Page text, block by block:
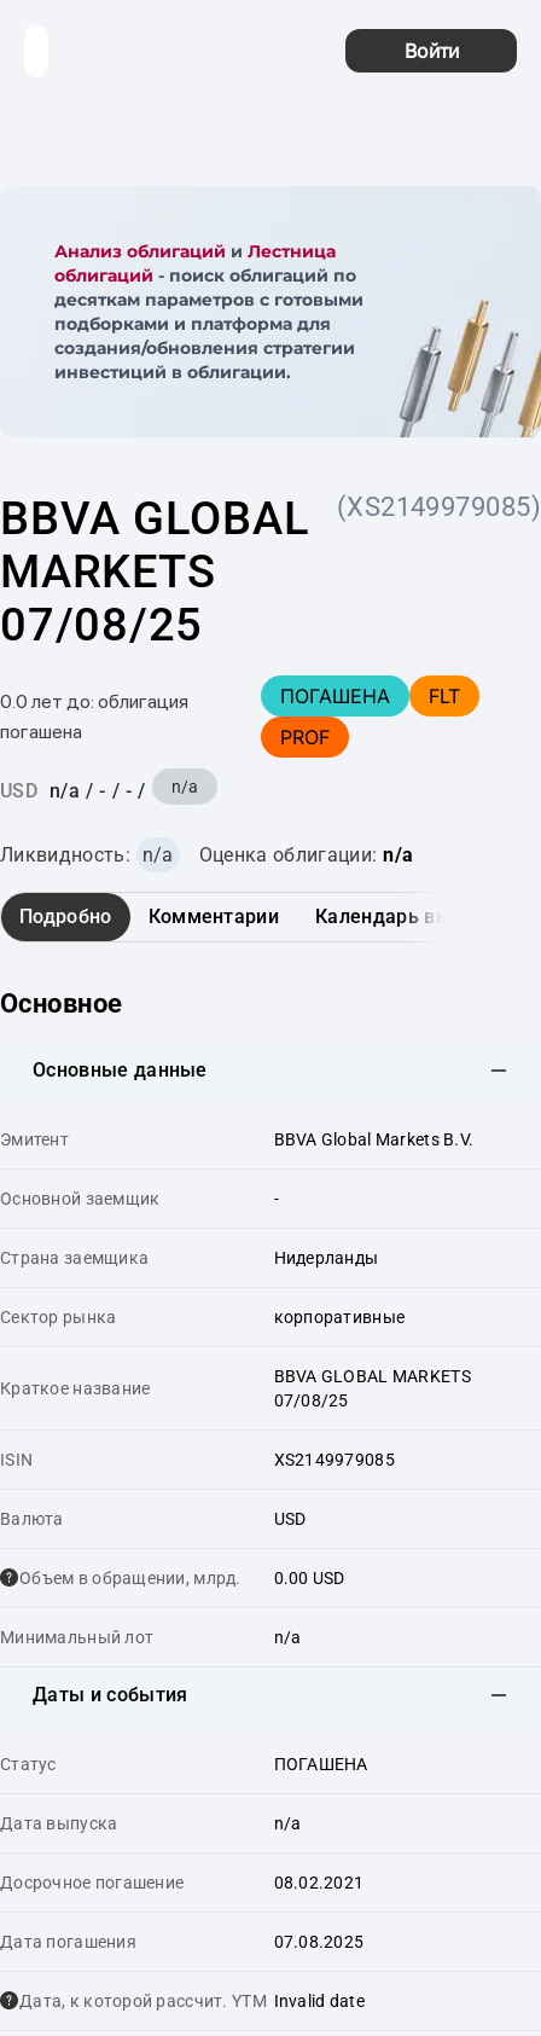
Войти
Анализ облигаций и Лестница
облигаций - поиск облигаций по
десяткам параметров с готовыми
подборками и платформа для
создания/обновления стратегии
инвестиций в облигации.
BBVA GLOBAL
MARKETS
07/08/25
(XS2149979085)
0.0 лет до: облигация
погашена
ПОГАШЕНА
FLT
PROF
USD n/a / - / - / n/a
Ликвидность: n/a Оценка облигации: n/a
Подробно Комментарии Календарь выплат
Основное
Основные данные
Эмитент BBVA Global Markets B.V.
Основной заемщик -
Страна заемщика Нидерланды
Сектор рынка корпоративные
Краткое название
BBVA GLOBAL MARKETS
07/08/25
ISIN XS2149979085
Валюта USD
Объем в обращении, млрд. 0.00 USD
Минимальный лот n/a
Даты и события
Статус ПОГАШЕНА
Дата выпуска n/a
Досрочное погашение 08.02.2021
Дата погашения 07.08.2025
Дата, к которой рассчит. YTM Invalid date